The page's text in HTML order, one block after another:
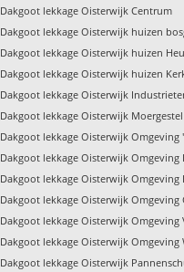
Dakgoot lekkage Oisterwijk Centrum
Dakgoot lekkage Oisterwijk huizen
Dakgoot lekkage Oisterwijk huizen
Dakgoot lekkage Oisterwijk huizen
Dakgoot lekkage Oisterwijk
Dakgoot lekkage Oisterwijk Moergestel
Dakgoot lekkage Oisterwijk Omgeving
Dakgoot lekkage Oisterwijk Omgeving
Dakgoot lekkage Oisterwijk Omgeving
Dakgoot lekkage Oisterwijk Omgeving
Dakgoot lekkage Oisterwijk
Dakgoot lekkage Oisterwijk
Dakgoot lekkage Oisterwijk